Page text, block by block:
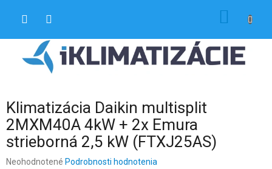
Klimatizácia Daikin multisplit
2MXM40A 4kW + 2x Emura
strieborná 2,5 kW (FTXJ25AS)
Priemerné
Neohodnotené Podrobnosti hodnotenia